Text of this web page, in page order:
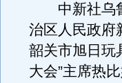
中新社乌鲁
治区人民政府
韶关市旭日玩
大会”主席热